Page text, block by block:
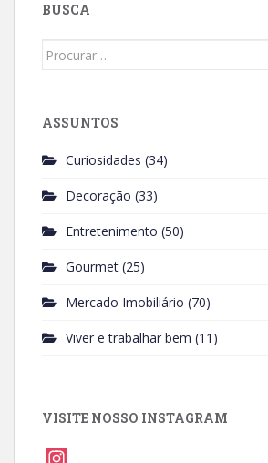
o
BUSCA
Search
ASSUNTOS
Curiosidades (34)
Decoração (33)
Entretenimento (50)
Gourmet (25)
Mercado Imobiliário (70)
Viver e trabalhar bem (11)
VISITE NOSSO INSTAGRAM